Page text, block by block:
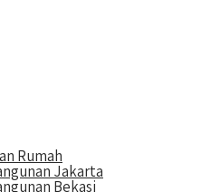
Rumah
Jakarta
Bekasi